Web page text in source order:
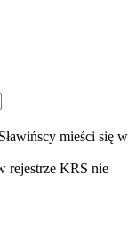
mieści się w
rejestrze KRS nie